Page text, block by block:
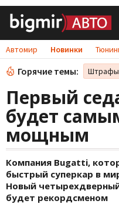
Автомир Новинки
Горячие темы: Штрафы
Первый
будет
мощным
Компания Bugatti,
быстрый суперкар в
Новый
будет рекордсменом